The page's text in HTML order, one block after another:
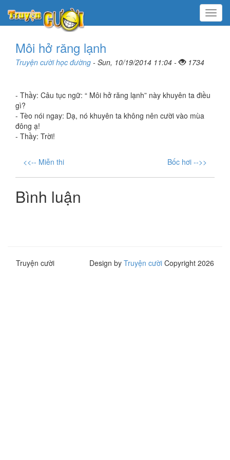
Menu
Môi hở răng lạnh
Truyện cười học đường - Sun, 10/19/2014 11:04 - 1734
- Thầy: Câu tục ngữ: “ Môi hở răng lạnh” này khuyên ta điều
gì?
- Tèo nói ngay: Dạ, nó khuyên ta không nên cười vào mùa
đông ạ!
- Thầy: Trời!
<<-- Miễn thi Bốc hơi -->>
Bình luận
Truyện cười Design by Truyện cười Copyright 2026